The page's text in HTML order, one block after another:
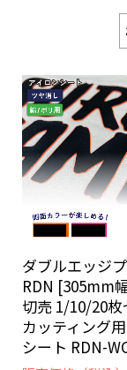
ダブルエッジ
RDN [305mm
切売 1/10/20
カッティング
シート RDN-